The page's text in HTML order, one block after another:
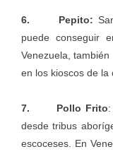
6. Pepito:
puede conseguir
Venezuela,
en los kioscos de la
7. Pollo Frito
desde tribus
escoceses. En